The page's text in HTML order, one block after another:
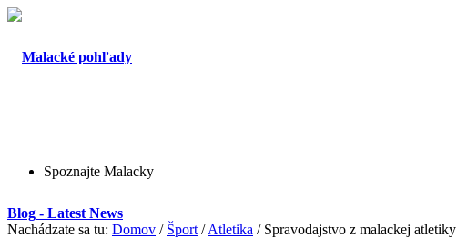
Spoznajte Malacky
Blog - Latest News
Nachádzate sa tu: Domov / Šport / Atletika / Spravodajstvo z malackej